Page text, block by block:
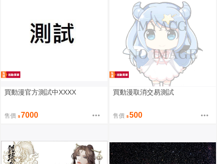
買動漫官方測試中XXXX
售價 7000
買動漫取消交易測試
售價 500